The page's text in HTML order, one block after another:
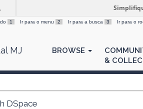
1 Ir para o menu 2 Ir para a busca 3 Ir para o
MJ BROWSE
&